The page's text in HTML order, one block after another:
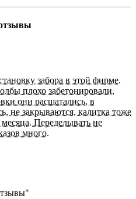
забора в этой фирме.
плохо забетонировали,
они расшатались, в
не закрываются, калитка тоже
Переделывать не
много.
"